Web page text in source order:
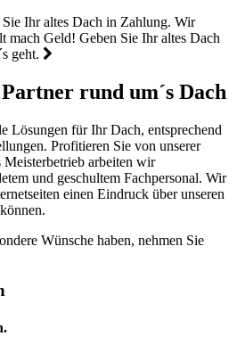
Sie Ihr altes Dach in Zahlung. Wir
mach Geld! Geben Sie Ihr altes Dach
geht.
rund um´s Dach
Lösungen für Ihr Dach, entsprechend
Profitieren Sie von unserer
arbeiten wir
und geschultem Fachpersonal. Wir
einen Eindruck über unseren
Wünsche haben, nehmen Sie